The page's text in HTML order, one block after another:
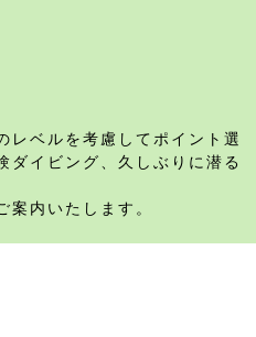
レベルを考慮してポイント選
ダイビング、久しぶりに潜る
内いたします。